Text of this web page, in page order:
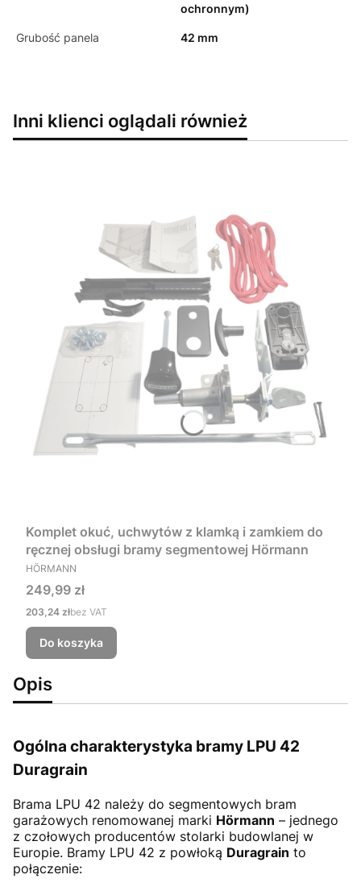
ochronnym)
Grubość panela 42 mm
Inni klienci oglądali również
Komplet okuć, uchwytów z klamką i zamkiem do
ręcznej obsługi bramy segmentowej Hörmann
PRODUCENT
HÖRMANN
Cena
249,99 zł
Cena
203,24 złbez VAT
Do koszyka
Opis
Ogólna charakterystyka bramy LPU 42
Duragrain
Brama LPU 42 należy do segmentowych bram
garażowych renomowanej marki Hörmann – jednego
z czołowych producentów stolarki budowlanej w
Europie. Bramy LPU 42 z powłoką Duragrain to
połączenie: